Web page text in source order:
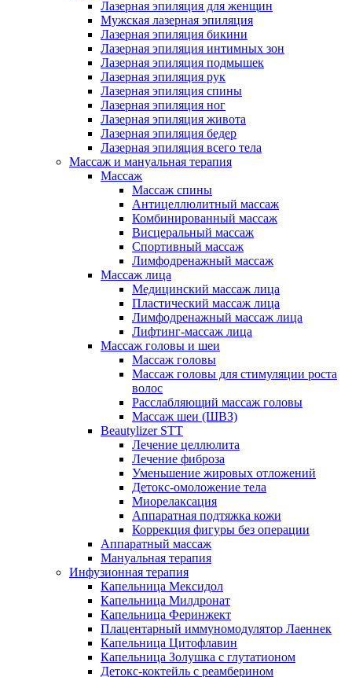
Лазерная эпиляция для женщин
Мужская лазерная эпиляция
Лазерная эпиляция бикини
Лазерная эпиляция интимных зон
Лазерная эпиляция подмышек
Лазерная эпиляция рук
Лазерная эпиляция спины
Лазерная эпиляция ног
Лазерная эпиляция живота
Лазерная эпиляция бедер
Лазерная эпиляция всего тела
Массаж и мануальная терапия
Массаж
Массаж спины
Антицеллюлитный массаж
Комбинированный массаж
Висцеральный массаж
Спортивный массаж
Лимфодренажный массаж
Массаж лица
Медицинский массаж лица
Пластический массаж лица
Лимфодренажный массаж лица
Лифтинг-массаж лица
Массаж головы и шеи
Массаж головы
Массаж головы для стимуляции роста
волос
Расслабляющий массаж головы
Массаж шеи (ШВЗ)
Beautylizer STT
Лечение целлюлита
Лечение фиброза
Уменьшение жировых отложений
Детокс-омоложение тела
Миорелаксация
Аппаратная подтяжка кожи
Коррекция фигуры без операции
Аппаратный массаж
Мануальная терапия
Инфузионная терапия
Капельница Мексидол
Капельница Милдронат
Капельница Феринжект
Плацентарный иммуномодулятор Лаеннек
Капельница Цитофлавин
Капельница Золушка с глутатионом
Детокс-коктейль с реамберином